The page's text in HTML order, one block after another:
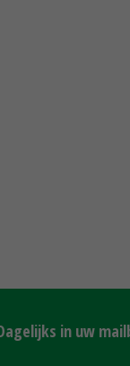
in uw